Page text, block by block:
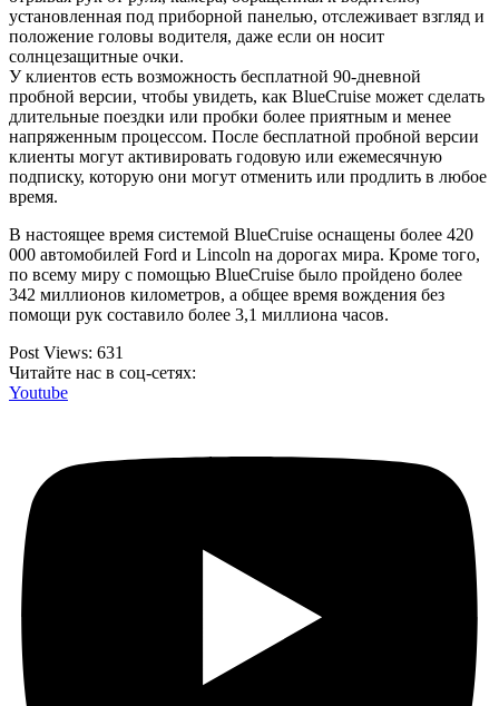
установленная под приборной панелью, отслеживает взгляд и
положение головы водителя, даже если он носит
солнцезащитные очки.
У клиентов есть возможность бесплатной 90-дневной
пробной версии, чтобы увидеть, как BlueCruise может сделать
длительные поездки или пробки более приятным и менее
напряженным процессом. После бесплатной пробной версии
клиенты могут активировать годовую или ежемесячную
подписку, которую они могут отменить или продлить в любое
время.
В настоящее время системой BlueCruise оснащены более 420
000 автомобилей Ford и Lincoln на дорогах мира. Кроме того,
по всему миру с помощью BlueCruise было пройдено более
342 миллионов километров, а общее время вождения без
помощи рук составило более 3,1 миллиона часов.
Post Views: 631
Читайте нас в соц-сетях:
Youtube